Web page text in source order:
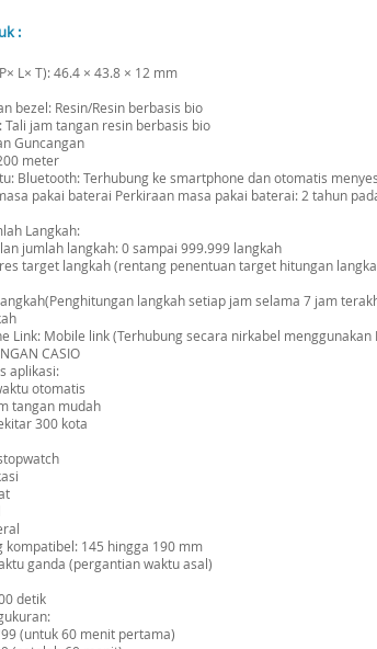
:
L× T): 46.4 × 43.8 × 12 mm
bezel: Resin/Resin berbasis bio
Tali jam tangan resin berbasis bio
Guncangan
meter
Bluetooth: Terhubung ke smartphone dan otomatis
pakai baterai Perkiraan masa pakai baterai: 2 tahun
Langkah:
jumlah langkah: 0 sampai 999.999 langkah
target langkah (rentang penentuan target hitungan
langkah setiap jam selama 7 jam
Link: Mobile link (Terhubung secara nirkabel
CASIO
aplikasi:
otomatis
tangan mudah
300 kota
kompatibel: 145 hingga 190 mm
ganda (pergantian waktu asal)
detik
(untuk 60 menit pertama)